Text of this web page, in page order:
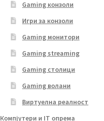
Gaming конзоли
Игри за конзоли
Gaming монитори
Gaming streaming
Gaming столици
Gaming волани
Виртуелна реалност
Компјутери и IT опрема